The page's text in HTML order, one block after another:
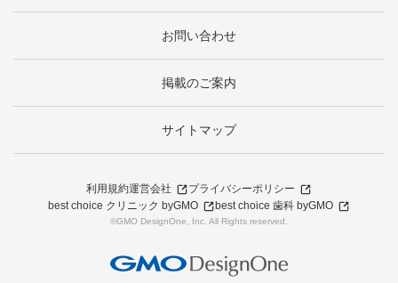
お問い合わせ
掲載のご案内
サイトマップ
利用規約運営会社
プライバシーポリシー
best choice クリニック byGMO
best choice 歯科 byGMO
©GMO DesignOne, Inc. All Rights reserved.